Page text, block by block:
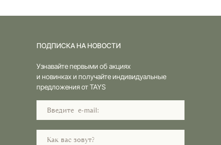
Узнавайте первыми об акциях
и новинках и получайте индивидуальные
предложения от TAYS
ПОДПИСКА НА НОВОСТИ